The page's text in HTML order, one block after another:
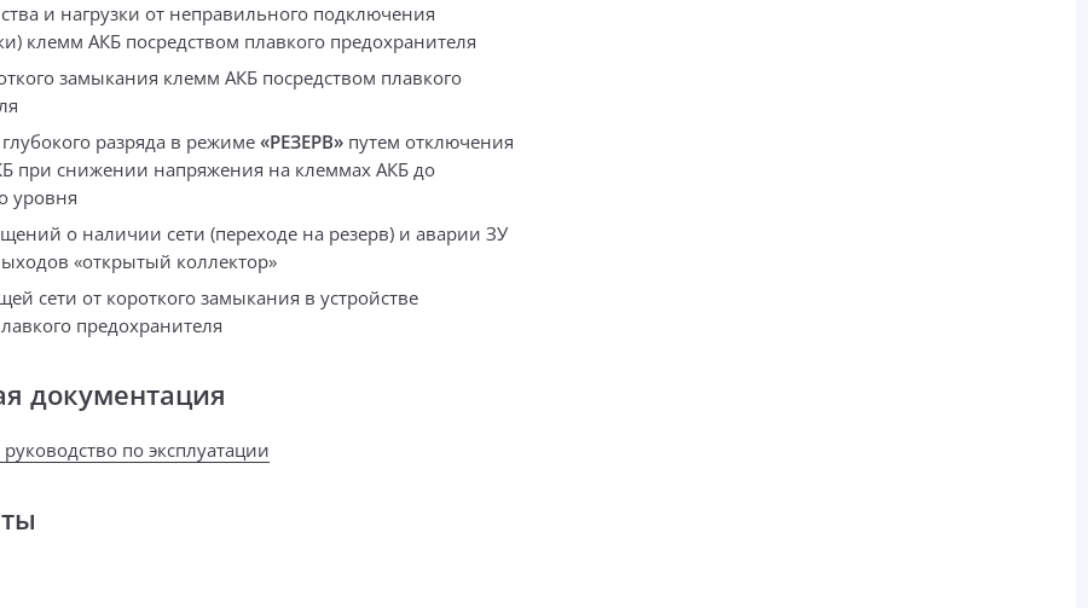
и нагрузки от неправильного подключения
клемм АКБ посредством плавкого предохранителя
замыкания клемм АКБ посредством плавкого
разряда в режиме «РЕЗЕРВ» путем отключения
при снижении напряжения на клеммах АКБ до
уровня
о наличии сети (переходе на резерв) и аварии ЗУ
«открытый коллектор»
сети от короткого замыкания в устройстве
предохранителя
документация
руководство по эксплуатации